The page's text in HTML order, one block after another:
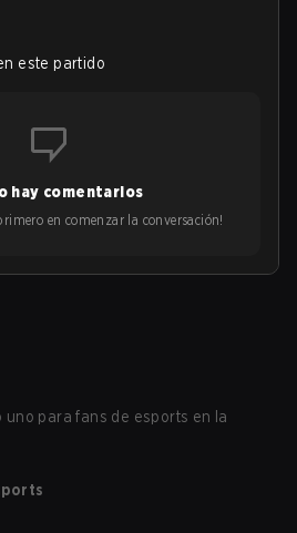
este partido
hay comentarios
en comenzar la conversación!
uno para fans de esports en la